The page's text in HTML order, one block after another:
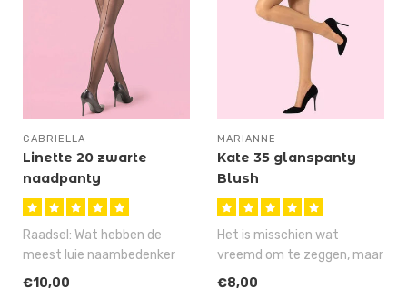
GABRIELLA
Linette 20 zwarte
naadpanty
Raadsel: Wat hebben de
meest luie naambedenker
en de allerbeste naadpanty-
€10,00
MARIANNE
Kate 35 glanspanty
Blush
Het is misschien wat
vreemd om te zeggen, maar
deze Kate 35 is stiekem
€8,00